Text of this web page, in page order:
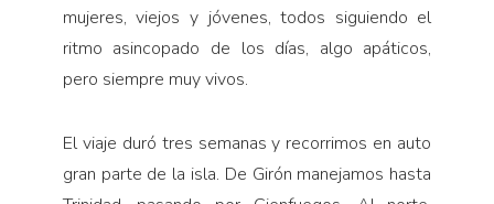
mujeres, viejos y jóvenes, todos siguiendo el
ritmo asincopado de los días, algo apáticos,
pero siempre muy vivos.
El viaje duró tres semanas y recorrimos en auto
gran parte de la isla. De Girón manejamos hasta